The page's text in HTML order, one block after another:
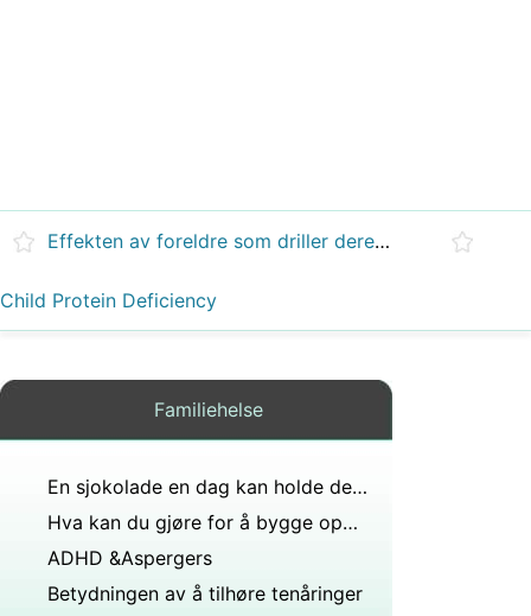
Effekten av foreldre som driller deres barn
Child Protein Deficiency
Familiehelse
En sjokolade en dag kan holde denne vanlige hjertetilstanden på Bay
Hva kan du gjøre for å bygge opp generasjonsgapet mellom foreldre og barn?
ADHD &Aspergers
Betydningen av å tilhøre tenåringer